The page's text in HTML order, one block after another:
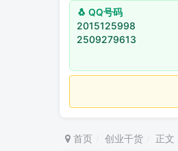
🐧 QQ号码
2015125998
2509279613
首页 创业干货 正文